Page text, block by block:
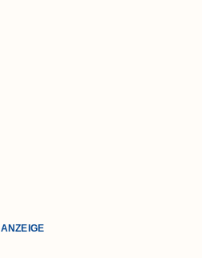
ANZEIGE